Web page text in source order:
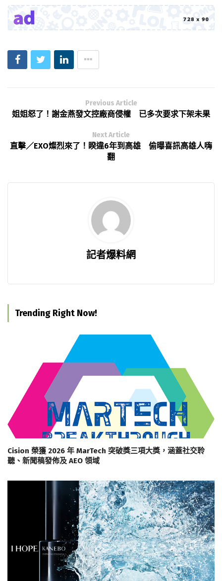
Previous Article
姐姐怒了！謝金燕發文控廠商侵權 已多次要求下架未果
Next Article
直擊／EXO燦烈來了！睽違6年到高雄 偷曝喜訊高雄人嗨
翻
記者爆料網
Trending Right Now!
Cision 榮獲 2026 年 MarTech 突破獎三項大獎，涵蓋社交聆
聽、新聞稿發佈及 AEO 領域